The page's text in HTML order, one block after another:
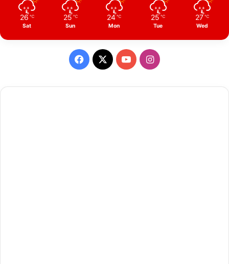
26 ℃
Sat
25 ℃
Sun
24 ℃
Mon
25 ℃
Tue
27 ℃
Wed
Facebook
X YouTubeInstagram